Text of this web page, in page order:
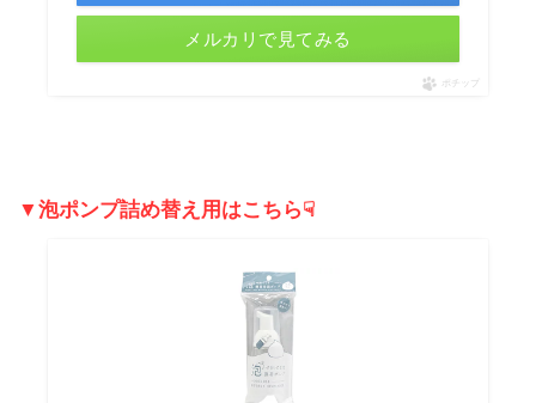
メルカリで見てみる
ポチップ
▼泡ポンプ詰め替え用はこちら☟